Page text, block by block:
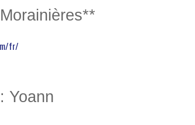
fr/
Yoann